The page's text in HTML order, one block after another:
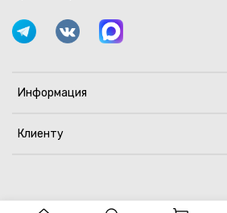
Информация
Клиенту